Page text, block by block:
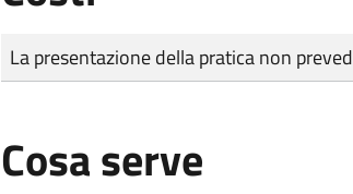
Tipo di pagamento
Importo
La presentazione della pratica non
Cosa serve